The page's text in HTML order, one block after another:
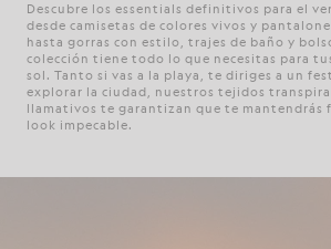
Descubre los essentials definitivos para el
desde camisetas de colores vivos y
hasta gorras con estilo, trajes de baño y
colección tiene todo lo que necesitas para
sol. Tanto si vas a la playa, te diriges a un
explorar la ciudad, nuestros tejidos
llamativos te garantizan que te mantendrás
look impecable.